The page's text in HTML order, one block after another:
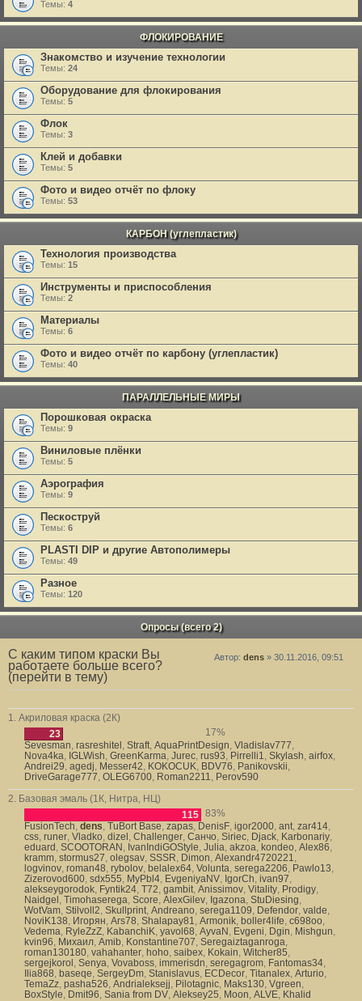
Темы: 4
ФЛОКИРОВАНИЕ
Знакомство и изучение технологии
Темы: 24
Оборудование для флокирования
Темы: 5
Флок
Темы: 3
Клей и добавки
Темы: 5
Фото и видео отчёт по флоку
Темы: 53
КАРБОН (углепластик)
Технология производства
Темы: 15
Инструменты и приспособления
Темы: 2
Материалы
Темы: 6
Фото и видео отчёт по карбону (углепластик)
Темы: 40
ПАРАЛЛЕЛЬНЫЕ МИРЫ
Порошковая окраска
Темы: 9
Виниловые плёнки
Темы: 5
Аэрография
Темы: 9
Пескоструй
Темы: 6
PLASTI DIP и другие Автополимеры
Темы: 49
Разное
Темы: 120
Опросы (всего 2)
Автор: dens» 30.11.2016, 09:51
С каким типом краски Вы
работаете больше всего?
(перейти в тему)
1. Акриловая краска (2К)
23
Sevesman, rasreshitel , Straft, AquaPrintDesign, Vladislav777,
Nova4ka, IGLWish, GreenKarma, Jurec, rus93, Pirrelli1, Skylash, airfox,
Andrei29, agedj, Messer42, KOKOCUK, BDV76, Panikovskii,
DriveGarage777, OLEG6700, Roman2211, Perov590
17%
2. Базовая эмаль (1К, Нитра, НЦ)
115
FusionTech, dens, TuBort Base, zapas, DenisF, igor2000, ant, zar414,
css, runer, Vladko, dizel , Challenger, Санчо, Siriec, Djack, Karbonariy,
eduard , SCOOTORAN , IvanIndiGOStyle, Julia, akzoa, kondeo, Alex86,
kramm, stormus27, olegsav, SSSR, Dimon, Alexandr4720221,
logvinov, roman48, rybolov, belalex64, Volunta, serega2206, Pawlo13,
Zizerovod600, sdx555, MyPbl4, EvgeniyaNV, IgorCh, ivan97,
alekseygorodok, Fyntik24, T72, gambit, Anissimov, Vitality, Prodigy,
Naidgel , Timohaserega, Score, AlexGilev, Igazona, StuDiesing,
WotVam, Stilvoll2, Skullprint, Andreano, serega1109, Defendor, valde,
NoviK138, Игорян, Ars78, Shalapay81, Armonik, boller4life, c698oo,
Vedema, RyleZzZ, KabanchiK, yavol68, AyvaN , Evgeni, Dgin, Mishgun,
kvin96, Михаил, Amib, Konstantine707, Seregaiztaganroga,
roman130180, vahahanter, hoho, saibex, Kokain, Witcher85,
sergejkorol , Senya, Vovaboss, immerisdn, seregagrom, Fantomas34,
Ilia868, baseqe, SergeyDm, Stanislavus, ECDecor, Titanalex, Arturio,
TemaZz, pasha526, Andrialeksejj, Pilotagnic, Maks130, Vgreen,
BoxStyle, Dmit96, Sania from DV, Aleksey25, Moon, ALVE, Khalid
83%